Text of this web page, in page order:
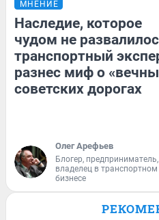
МНЕНИЕ
Наследие, которое
чудом не
транспортный
разнес миф о
советских дорогах
Олег Арефьев
Блогер, предприниматель,
владелец в транспортном
бизнесе